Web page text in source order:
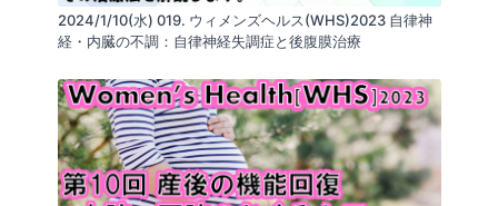
https://glab.shop/collections/realine/products/core
■Kokokara.onlineを運営する会社：
ReaLine Seminarshttps://seminar.realine.org/
株式会社GLABhttps://glab.shop/
2024/1/10(水) 019. ウィメンズヘルス(WHS)2023 自律神
経・内臓の不調：自律神経失調症と後腹膜治療